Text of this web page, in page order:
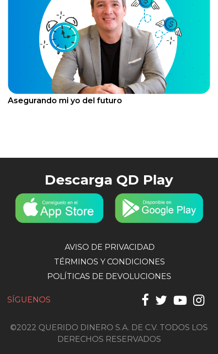
Asegurando mi yo del futuro
Descarga QD Play
AVISO DE PRIVACIDAD
TÉRMINOS Y CONDICIONES
POLÍTICAS DE DEVOLUCIONES
SÍGUENOS
©2022 QUERIDO DINERO S.A. DE C.V. TODOS LOS
DERECHOS RESERVADOS